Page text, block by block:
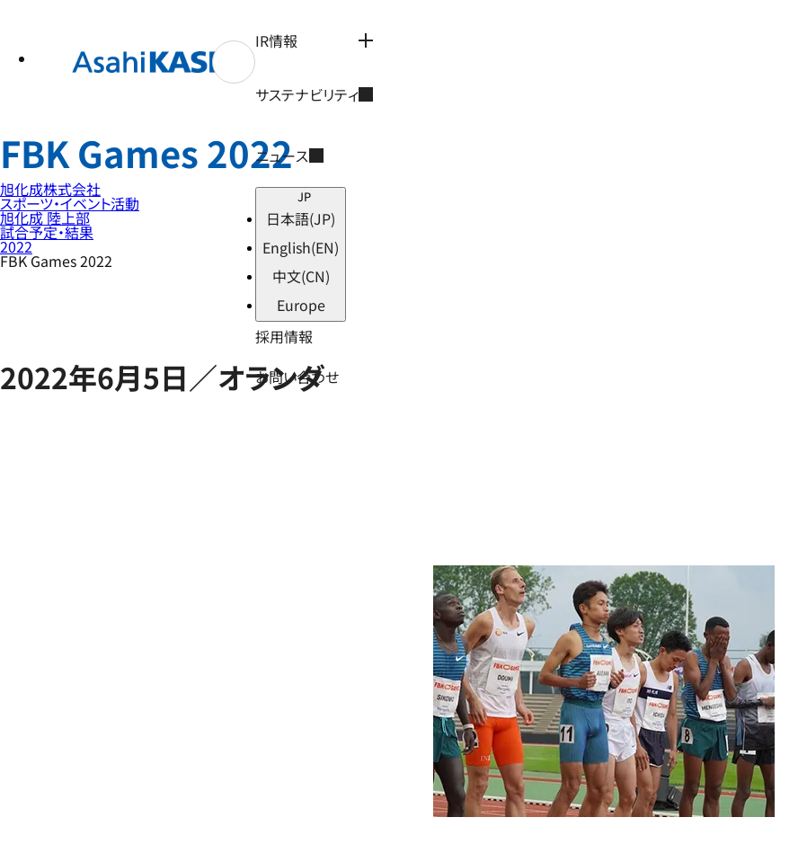
IR情報
サステナビリティ
ニュース
JP
日本語(JP)
English(EN)
中文(CN)
Europe
採用情報
お問い合わせ
FBK Games 2022
旭化成株式会社
スポーツ・イベント活動
旭化成 陸上部
試合予定・結果
2022
FBK Games 2022
2022年6月5日／オランダ